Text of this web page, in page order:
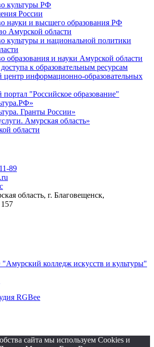
культуры РФ
России
науки и высшего образования РФ
Амурской области
культуры и национальной политики
образования и науки Амурской области
к образовательным ресурсам
центр информационно-образовательных
"Российское образование"
Гранты России»
Амурская область»
области
89
область, г. Благовещенск,
колледж искусств и культуры"
RGBee
сайта мы используем Cookies и